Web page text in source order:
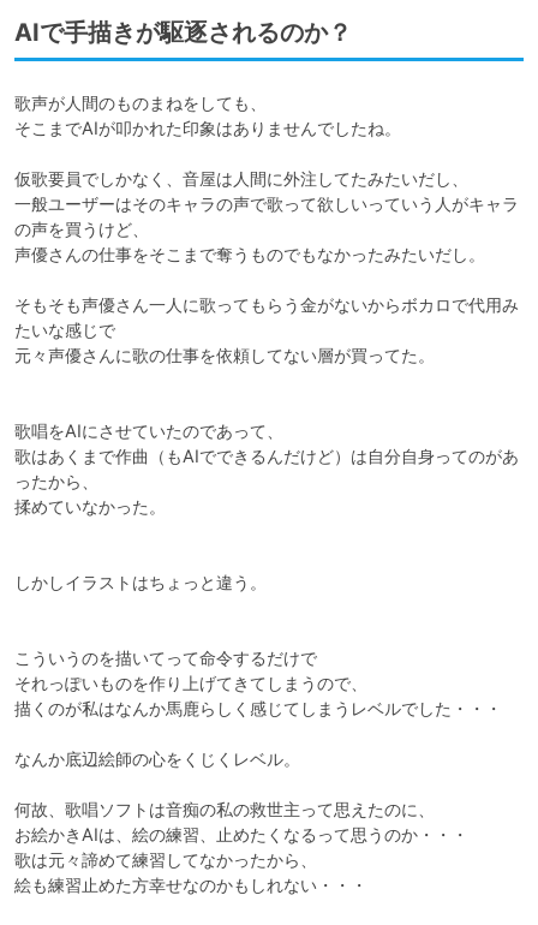
AIで手描きが駆逐されるのか？
歌声が人間のものまねをしても、
そこまでAIが叩かれた印象はありませんでしたね。
仮歌要員でしかなく、音屋は人間に外注してたみたいだし、
一般ユーザーはそのキャラの声で歌って欲しいっていう人がキャラ
の声を買うけど、
声優さんの仕事をそこまで奪うものでもなかったみたいだし。
そもそも声優さん一人に歌ってもらう金がないからボカロで代用み
たいな感じで
元々声優さんに歌の仕事を依頼してない層が買ってた。
歌唱をAIにさせていたのであって、
歌はあくまで作曲（もAIでできるんだけど）は自分自身ってのがあ
ったから、
揉めていなかった。
しかしイラストはちょっと違う。
こういうのを描いてって命令するだけで
それっぽいものを作り上げてきてしまうので、
描くのが私はなんか馬鹿らしく感じてしまうレベルでした・・・
なんか底辺絵師の心をくじくレベル。
何故、歌唱ソフトは音痴の私の救世主って思えたのに、
お絵かきAIは、絵の練習、止めたくなるって思うのか・・・
歌は元々諦めて練習してなかったから、
絵も練習止めた方幸せなのかもしれない・・・